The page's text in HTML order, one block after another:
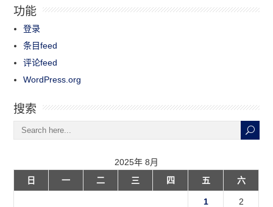
功能
登录
条目feed
评论feed
WordPress.org
搜索
2025年 8月
日
一 二 三 四 五 六
1 2